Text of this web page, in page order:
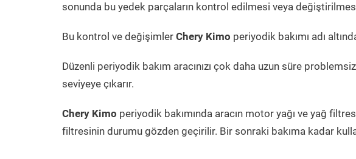
sonunda bu yedek parçaların kontrol edilmesi veya
Bu kontrol ve değişimler Chery Kimo periyodik bakımı adı
Düzenli periyodik bakım aracınızı çok daha uzun süre
seviyeye çıkarır.
Chery Kimo periyodik bakımında aracın motor yağı ve yağ
filtresinin durumu gözden geçirilir. Bir sonraki bakıma kadar